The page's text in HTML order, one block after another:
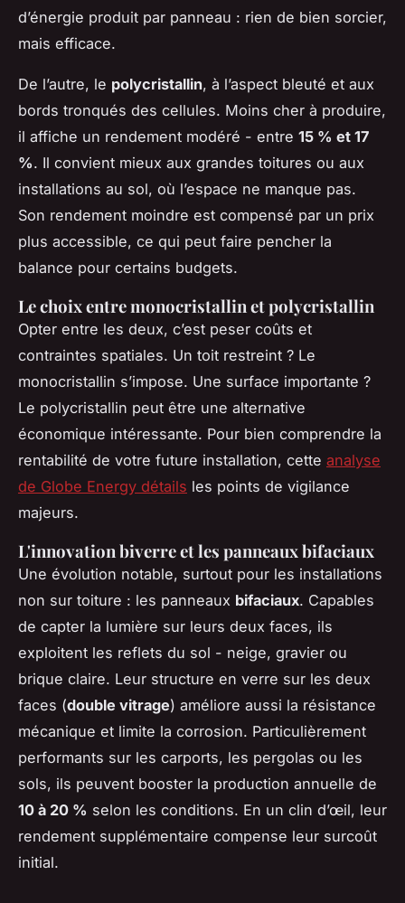
d’énergie produit par panneau : rien de bien sorcier,
mais efficace.
De l’autre, le polycristallin, à l’aspect bleuté et aux
bords tronqués des cellules. Moins cher à produire,
il affiche un rendement modéré - entre 15 % et 17
%. Il convient mieux aux grandes toitures ou aux
installations au sol, où l’espace ne manque pas.
Son rendement moindre est compensé par un prix
plus accessible, ce qui peut faire pencher la
balance pour certains budgets.
Le choix entre monocristallin et polycristallin
Opter entre les deux, c’est peser coûts et
contraintes spatiales. Un toit restreint ? Le
monocristallin s’impose. Une surface importante ?
Le polycristallin peut être une alternative
économique intéressante. Pour bien comprendre la
rentabilité de votre future installation, cette analyse
de Globe Energy détails les points de vigilance
majeurs.
L'innovation biverre et les panneaux bifaciaux
Une évolution notable, surtout pour les installations
non sur toiture : les panneaux bifaciaux. Capables
de capter la lumière sur leurs deux faces, ils
exploitent les reflets du sol - neige, gravier ou
brique claire. Leur structure en verre sur les deux
faces (double vitrage) améliore aussi la résistance
mécanique et limite la corrosion. Particulièrement
performants sur les carports, les pergolas ou les
sols, ils peuvent booster la production annuelle de
10 à 20 % selon les conditions. En un clin d’œil, leur
rendement supplémentaire compense leur surcoût
initial.